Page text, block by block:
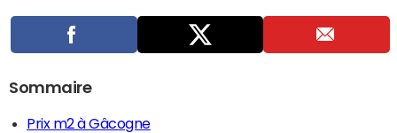
Sommaire
Prix m2 à Gâcogne